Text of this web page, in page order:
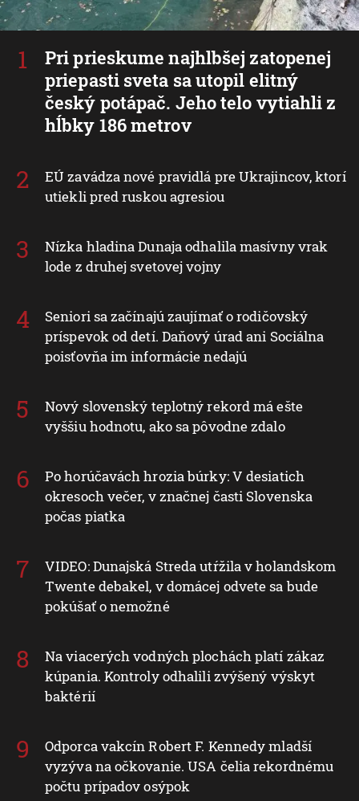
Pri prieskume najhlbšej zatopenej
priepasti sveta sa utopil elitný
český potápač. Jeho telo vytiahli z
hĺbky 186 metrov
EÚ zavádza nové pravidlá pre Ukrajincov, ktorí
utiekli pred ruskou agresiou
Nízka hladina Dunaja odhalila masívny vrak
lode z druhej svetovej vojny
Seniori sa začínajú zaujímať o rodičovský
príspevok od detí. Daňový úrad ani Sociálna
poisťovňa im informácie nedajú
Nový slovenský teplotný rekord má ešte
vyššiu hodnotu, ako sa pôvodne zdalo
Po horúčavách hrozia búrky: V desiatich
okresoch večer, v značnej časti Slovenska
počas piatka
VIDEO: Dunajská Streda utŕžila v holandskom
Twente debakel, v domácej odvete sa bude
pokúšať o nemožné
Na viacerých vodných plochách platí zákaz
kúpania. Kontroly odhalili zvýšený výskyt
baktérií
Odporca vakcín Robert F. Kennedy mladší
vyzýva na očkovanie. USA čelia rekordnému
počtu prípadov osýpok